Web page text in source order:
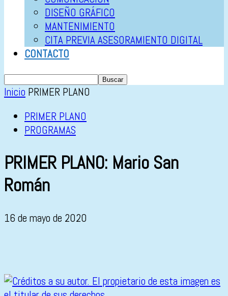
DISEÑO GRÁFICO
MANTENIMIENTO
CITA PREVIA ASESORAMIENTO DIGITAL
CONTACTO
Inicio PRIMER PLANO
PRIMER PLANO
PROGRAMAS
PRIMER PLANO: Mario San
Román
16 de mayo de 2020